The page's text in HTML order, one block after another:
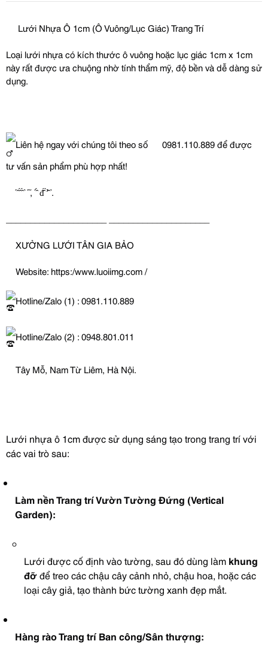
Lưới Nhựa Ô 1cm (Ô Vuông/Lục Giác) Trang Trí
Loại lưới nhựa có kích thước ô vuông hoặc lục giác 1cm x 1cm
này rất được ưa chuộng nhờ tính thẩm mỹ, độ bền và dễ dàng sử
dụng.
Liên hệ ngay với chúng tôi theo số
0981.110.889 để được
tư vấn sản phẩm phù hợp nhất!
́ ̂ ̂́ ̂́ ̀ ́ ̃, ́ ̂́ đ̂́ ̛̛̀ ̂ ̀.
XƯỞNG LƯỚI TÂN GIA BẢO
Website: https:/www.luoiimg.com /
Hotline/Zalo (1) : 0981.110.889
Hotline/Zalo (2) : 0948.801.011
Tây Mỗ, Nam Từ Liêm, Hà Nội.
Lưới nhựa ô 1cm được sử dụng sáng tạo trong trang trí với
các vai trò sau:
Làm nền Trang trí Vườn Tường Đứng (Vertical
Garden):
Lưới được cố định vào tường, sau đó dùng làm khung
đỡđể treo các chậu cây cảnh nhỏ, chậu hoa, hoặc các
loại cây giả, tạo thành bức tường xanh đẹp mắt.
Hàng rào Trang trí Ban công/Sân thượng: